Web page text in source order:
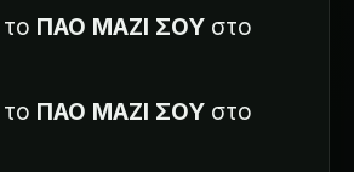
ΠΑΟ ΜΑΖΙ ΣΟΥ στο
ΠΑΟ ΜΑΖΙ ΣΟΥ στο